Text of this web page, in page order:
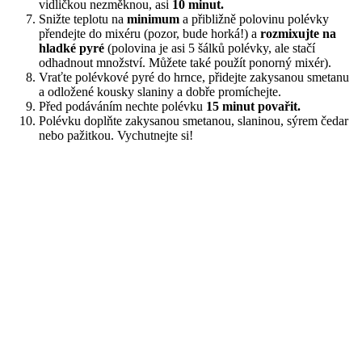
vidličkou nezměknou, asi 10 minut.
Snižte teplotu na minimum a přibližně polovinu polévky
přendejte do mixéru (pozor, bude horká!) a rozmixujte na
hladké pyré (polovina je asi 5 šálků polévky, ale stačí
odhadnout množství. Můžete také použít ponorný mixér).
Vraťte polévkové pyré do hrnce, přidejte zakysanou smetanu
a odložené kousky slaniny a dobře promíchejte.
Před podáváním nechte polévku 15 minut povařit.
Polévku doplňte zakysanou smetanou, slaninou, sýrem čedar
nebo pažitkou. Vychutnejte si!